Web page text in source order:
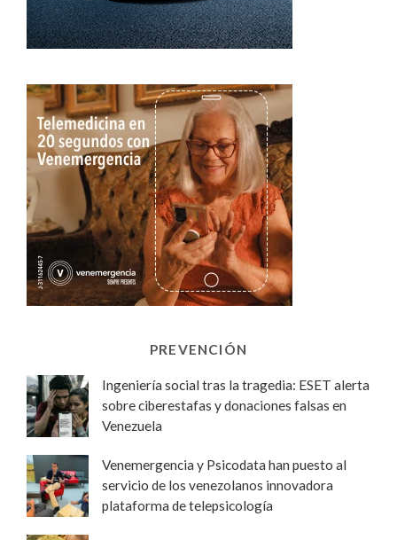
PREVENCIÓN
Ingeniería social tras la tragedia: ESET alerta
sobre ciberestafas y donaciones falsas en
Venezuela
Venemergencia y Psicodata han puesto al
servicio de los venezolanos innovadora
plataforma de telepsicología